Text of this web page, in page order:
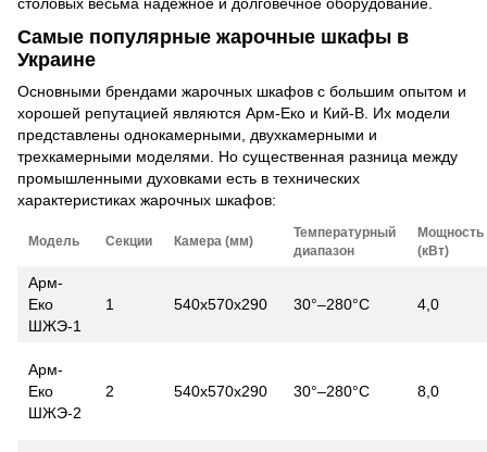
Самые популярные жарочные шкафы в
Украине
Основными брендами жарочных шкафов с большим опытом и
хорошей репутацией являются Арм-Еко и Кий-В. Их модели
представлены однокамерными, двухкамерными и
трехкамерными моделями. Но существенная разница между
промышленными духовками есть в технических
характеристиках жарочных шкафов:
Модель Секции Камера (мм)
Температурный
диапазон
Мощность
(кВт)
Арм-
Еко
ШЖЭ-1
1 540х570х290 30°–280°С 4,0
Арм-
Еко
ШЖЭ-2
2 540х570х290 30°–280°С 8,0